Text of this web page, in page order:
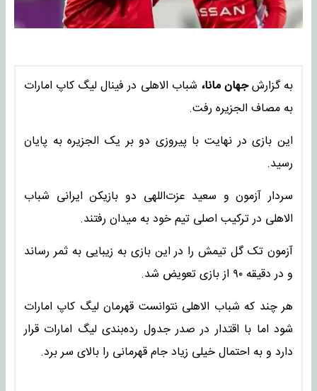
به گزارشجهان مانا، شباب الاهلی در فینال لیگ کاپ امارات
به مصاف الجزیره رفت.
این بازی در نهایت با پیروزی دو بر یک الجزیره به پایان
رسید.
سردار آزمون و سعید عزت‌اللهی دو بازیکن ایرانی شباب
الاهلی در ترکیب اصلی تیم خود به میدان رفتند.
آزمون تک گل تیمش را در این بازی به زیبایی به ثمر رساند
و در دقیقه‌ ۹۰ از بازی تعویض شد.
هر چند که شباب الاهلی نتوانست قهرمان لیگ کاپ امارات
شود اما با اقتدار در صدر جدول رده‌بندی لیگ امارات قرار
دارد و به احتمال خیلی زیاد جام قهرمانی را بالای سر برد.